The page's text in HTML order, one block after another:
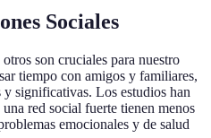
Sociales
son cruciales para nuestro
tiempo con amigos y familiares,
significativas. Los estudios han
red social fuerte tienen menos
emocionales y de salud